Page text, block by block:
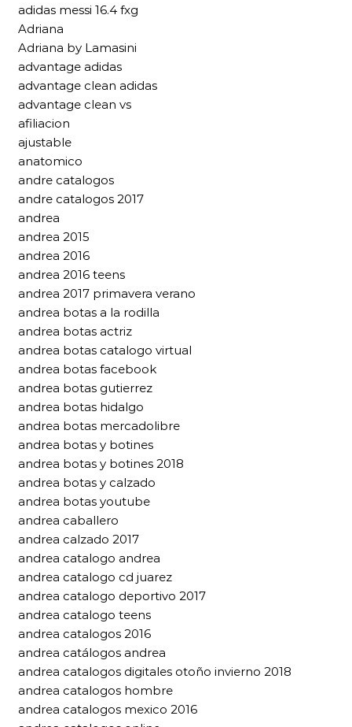
adidas messi 16.4 fxg
Adriana
Adriana by Lamasini
advantage adidas
advantage clean adidas
advantage clean vs
afiliacion
ajustable
anatomico
andre catalogos
andre catalogos 2017
andrea
andrea 2015
andrea 2016
andrea 2016 teens
andrea 2017 primavera verano
andrea botas a la rodilla
andrea botas actriz
andrea botas catalogo virtual
andrea botas facebook
andrea botas gutierrez
andrea botas hidalgo
andrea botas mercadolibre
andrea botas y botines
andrea botas y botines 2018
andrea botas y calzado
andrea botas youtube
andrea caballero
andrea calzado 2017
andrea catalogo andrea
andrea catalogo cd juarez
andrea catalogo deportivo 2017
andrea catalogo teens
andrea catalogos 2016
andrea catálogos andrea
andrea catalogos digitales otoño invierno 2018
andrea catalogos hombre
andrea catalogos mexico 2016